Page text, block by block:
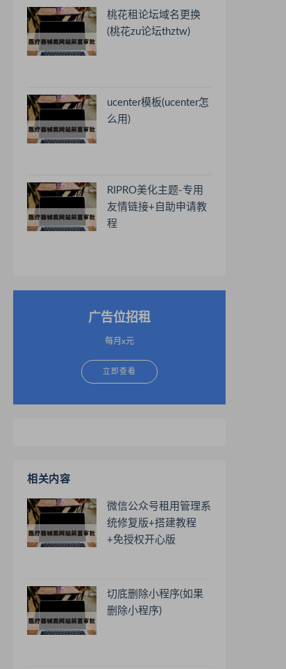
桃花租论坛域名更换
(桃花zu论坛thztw)
ucenter模板(ucenter怎
么用)
RIPRO美化主题-专用
友情链接+自助申请教
程
广告位招租
每月x元
立即查看
相关内容
微信公众号租用管理系
统修复版+搭建教程
+免授权开心版
切底删除小程序(如果
删除小程序)